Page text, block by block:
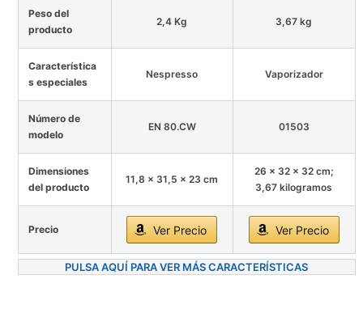
Peso del
producto
2,4 Kg 3,67 kg
Característica
s especiales
Nespresso Vaporizador
Número de
modelo
EN 80.CW 01503
Dimensiones
del producto
11,8 x 31,5 x 23 cm
26 x 32 x 32 cm;
3,67 kilogramos
Precio Ver Precio Ver Precio
PULSA AQUÍ PARA VER MÁS CARACTERÍSTICAS